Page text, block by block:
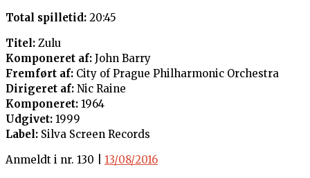
Total spilletid: 20:45
Titel: Zulu
Komponeret af: John Barry
Fremført af: City of Prague Philharmonic Orchestra
Dirigeret af: Nic Raine
Komponeret: 1964
Udgivet: 1999
Label: Silva Screen Records
Anmeldt i nr. 130 | 13/08/2016